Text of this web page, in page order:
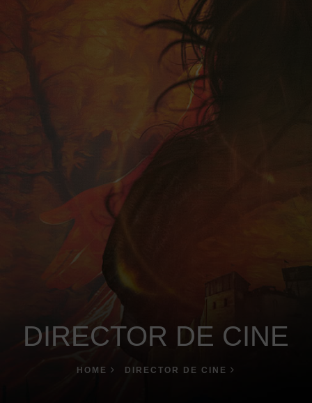
DIRECTOR DE CINE
HOME DIRECTOR DE CINE